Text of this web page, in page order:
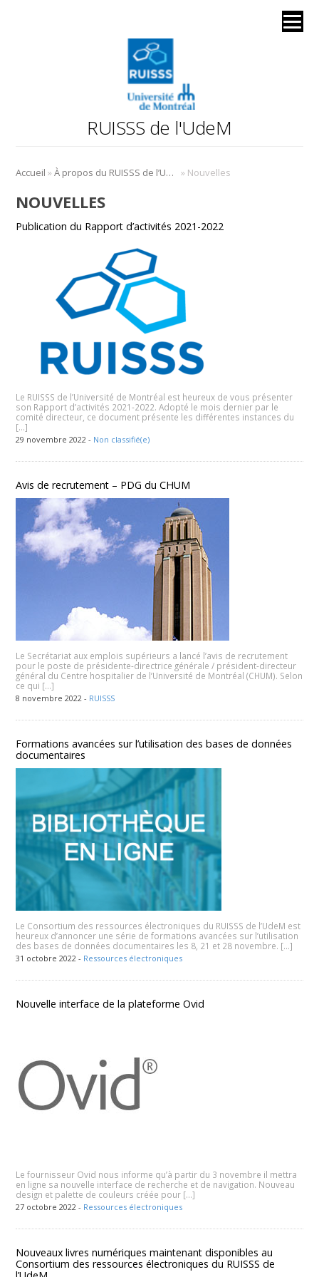
RUISSS de l'UdeM
Accueil » À propos du RUISSS de l’UdeM » Nouvelles
NOUVELLES
Publication du Rapport d’activités 2021-2022
Le RUISSS de l’Université de Montréal est heureux de vous présenter
son Rapport d’activités 2021-2022. Adopté le mois dernier par le
comité directeur, ce document présente les différentes instances du
[…]
29 novembre 2022 - Non classifié(e)
Avis de recrutement – PDG du CHUM
Le Secrétariat aux emplois supérieurs a lancé l’avis de recrutement
pour le poste de présidente-directrice générale / président-directeur
général du Centre hospitalier de l’Université de Montréal (CHUM). Selon
ce qui […]
8 novembre 2022 - RUISSS
Formations avancées sur l’utilisation des bases de données
documentaires
Le Consortium des ressources électroniques du RUISSS de l’UdeM est
heureux d’annoncer une série de formations avancées sur l’utilisation
des bases de données documentaires les 8, 21 et 28 novembre. […]
31 octobre 2022 - Ressources électroniques
Nouvelle interface de la plateforme Ovid
Le fournisseur Ovid nous informe qu’à partir du 3 novembre il mettra
en ligne sa nouvelle interface de recherche et de navigation. Nouveau
design et palette de couleurs créée pour […]
27 octobre 2022 - Ressources électroniques
Nouveaux livres numériques maintenant disponibles au
Consortium des ressources électroniques du RUISSS de